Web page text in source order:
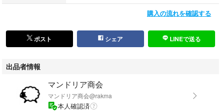
・バスレフ方式
・インピーダンス4Ω
・防磁型
購入の流れを確認する
ポスト シェア LINEで送る
出品者情報
マンドリア商会
マンドリア商会@rakma
本人確認済